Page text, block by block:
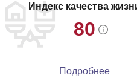
Индекс качества
80
Подробнее